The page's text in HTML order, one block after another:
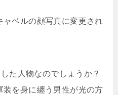
ベルの顔写真に変更され
た人物なのでしょうか？
を身に纏う男性が光の方